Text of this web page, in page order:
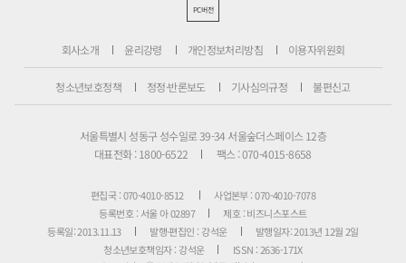
PC버전
회사소개 윤리강령 개인정보처리방침 이용자위원회
청소년보호정책 정정·반론보도 기사심의규정 불편신고
서울특별시 성동구 성수일로 39-34 서울숲더스페이스 12층
대표전화 : 1800-6522
팩스 : 070-4015-8658
편집국 : 070-4010-8512
사업본부 : 070-4010-7078
등록번호 : 서울 아 02897
제호 : 비즈니스포스트
등록일: 2013.11.13
발행·편집인 : 강석운
발행일자: 2013년 12월 2일
청소년보호책임자 : 강석운
ISSN : 2636-171X